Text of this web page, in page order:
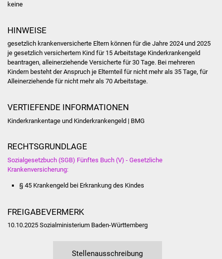
Veranstaltungen
Stadtfest
Stadtbücherei
Stadtarchiv
Bürgerhaus
Kulturhalle
keine
HINWEISE
gesetzlich krankenversicherte Eltern können für die Jahre 2024 und 2025
je gesetzlich versichertem Kind für 15 Arbeitstage Kinderkrankengeld
beantragen, alleinerziehende Versicherte für 30 Tage. Bei mehreren
Kindern besteht der Anspruch je Elternteil für nicht mehr als 35 Tage, für
Alleinerziehende für nicht mehr als 70 Arbeitstage.
VERTIEFENDE INFORMATIONEN
Kinderkrankentage und Kinderkrankengeld | BMG
RECHTSGRUNDLAGE
Sozialgesetzbuch (SGB) Fünftes Buch (V) - Gesetzliche
Krankenversicherung:
§ 45 Krankengeld bei Erkrankung des Kindes
FREIGABEVERMERK
10.10.2025 Sozialministerium Baden-Württemberg
Stellenausschreibung